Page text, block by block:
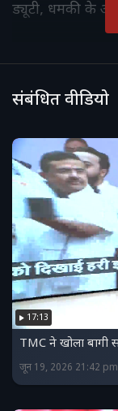
ड्यूटी, धमकी के
संबंधित वीडियो
17:13
TMC ने खोला बागी
जून 19, 2026 21:42